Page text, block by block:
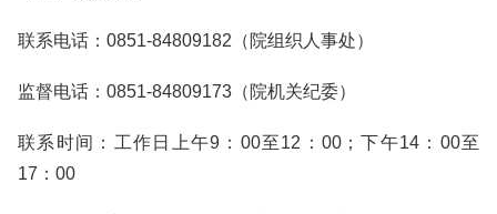
联系电话：0851-84809182（院组织人事处）
监督电话：0851-84809173（院机关纪委）
联系时间：工作日上午9：00至12：00；下午14：00至
17：00